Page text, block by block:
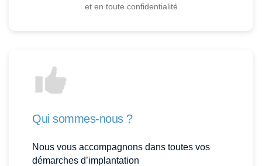
et en toute confidentialité
Qui sommes-nous ?
Nous vous accompagnons dans toutes vos
démarches d’implantation